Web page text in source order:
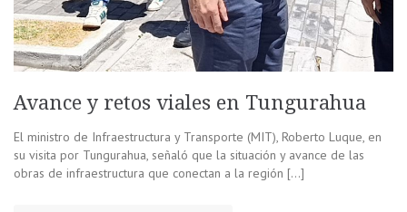
Avance y retos viales en Tungurahua
El ministro de Infraestructura y Transporte (MIT), Roberto Luque, en
su visita por Tungurahua, señaló que la situación y avance de las
obras de infraestructura que conectan a la región […]